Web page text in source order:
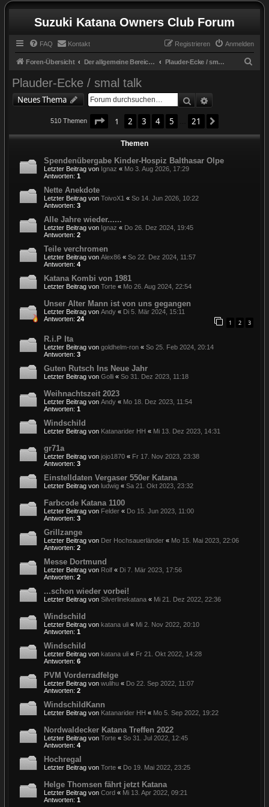
Suzuki Katana Owners Club Forum
FAQ Kontakt Anmelden
Registrieren
Foren-Übersicht Der allgemeine Bereich / the general zone Plauder-Ecke / smal talk
Plauder-Ecke / smal talk
Neues Thema Suche
510 Themen Seite 1von 21
1 2 3 4 5 21
Themen
Spendenübergabe Kinder-Hospiz Balthasar Olpe
Letzter Beitrag von Ignaz « Mo 3. Aug 2026, 17:29
Antworten: 1
Nette Anekdote
Letzter Beitrag von ToivoX1 « So 14. Jun 2026, 10:22
Antworten: 3
Alle Jahre wieder......
Letzter Beitrag von Ignaz « Do 26. Dez 2024, 19:45
Antworten: 2
Teile verchromen
Letzter Beitrag von Alex86 « So 22. Dez 2024, 11:57
Antworten: 4
Katana Kombi von 1981
Letzter Beitrag von Torte « Mo 26. Aug 2024, 22:54
Unser Alter Mann ist von uns gegangen
Letzter Beitrag von Andy « Di 5. Mär 2024, 15:11
Antworten: 24 1 2 3
R.i.P Ita
Letzter Beitrag von goldhelm-ron « So 25. Feb 2024, 20:14
Antworten: 3
Guten Rutsch Ins Neue Jahr
Letzter Beitrag von Golli « So 31. Dez 2023, 11:18
Weihnachtszeit 2023
Letzter Beitrag von Andy « Mo 18. Dez 2023, 11:54
Antworten: 1
Windschild
Letzter Beitrag von Katanarider HH « Mi 13. Dez 2023, 14:31
gr71a
Letzter Beitrag von jojo1870 « Fr 17. Nov 2023, 23:38
Antworten: 3
Einstelldaten Vergaser 550er Katana
Letzter Beitrag von ludwig « Sa 21. Okt 2023, 23:32
Farbcode Katana 1100
Letzter Beitrag von Felder « Do 15. Jun 2023, 11:00
Antworten: 3
Grillzange
Letzter Beitrag von Der Hochsauerländer « Mo 15. Mai 2023, 22:06
Antworten: 2
Messe Dortmund
Letzter Beitrag von Rolf « Di 7. Mär 2023, 17:56
Antworten: 2
...schon wieder vorbei!
Letzter Beitrag von Silverlinekatana « Mi 21. Dez 2022, 22:36
Windschild
Letzter Beitrag von katana uli « Mi 2. Nov 2022, 20:10
Antworten: 1
Windschild
Letzter Beitrag von katana uli « Fr 21. Okt 2022, 14:28
Antworten: 6
PVM Vorderradfelge
Letzter Beitrag von wulihu « Do 22. Sep 2022, 11:07
Antworten: 2
WindschildKann
Letzter Beitrag von Katanarider HH « Mo 5. Sep 2022, 19:22
Nordwaldecker Katana Treffen 2022
Letzter Beitrag von Torte « So 31. Jul 2022, 12:45
Antworten: 4
Hochregal
Letzter Beitrag von Torte « Do 19. Mai 2022, 23:25
Helge Thomsen fährt jetzt Katana
Letzter Beitrag von Cord « Mi 13. Apr 2022, 09:21
Antworten: 1